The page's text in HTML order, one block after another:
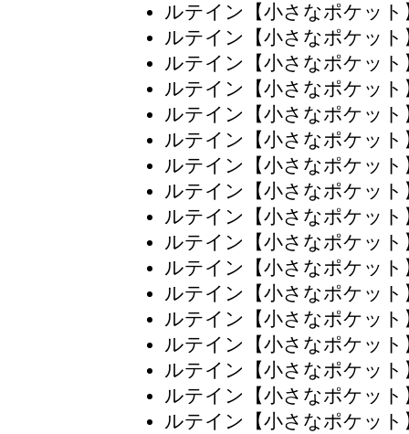
ルテイン【小さなポケッ
ルテイン【小さなポケッ
ルテイン【小さなポケッ
ルテイン【小さなポケッ
ルテイン【小さなポケッ
ルテイン【小さなポケッ
ルテイン【小さなポケッ
ルテイン【小さなポケッ
ルテイン【小さなポケッ
ルテイン【小さなポケッ
ルテイン【小さなポケッ
ルテイン【小さなポケッ
ルテイン【小さなポケッ
ルテイン【小さなポケッ
ルテイン【小さなポケッ
ルテイン【小さなポケッ
ルテイン【小さなポケッ